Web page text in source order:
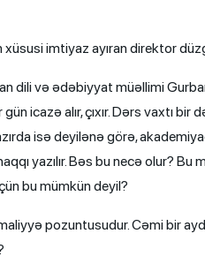
imtiyaz ayıran direktor
dili və ədəbiyyat müəllimi
icazə alır, çıxır. Dərs vaxtı
isə deyilənə görə,
yazılır. Bəs bu necə olur? Bu
bu mümkün deyil?
pozuntusudur. Cəmi bir